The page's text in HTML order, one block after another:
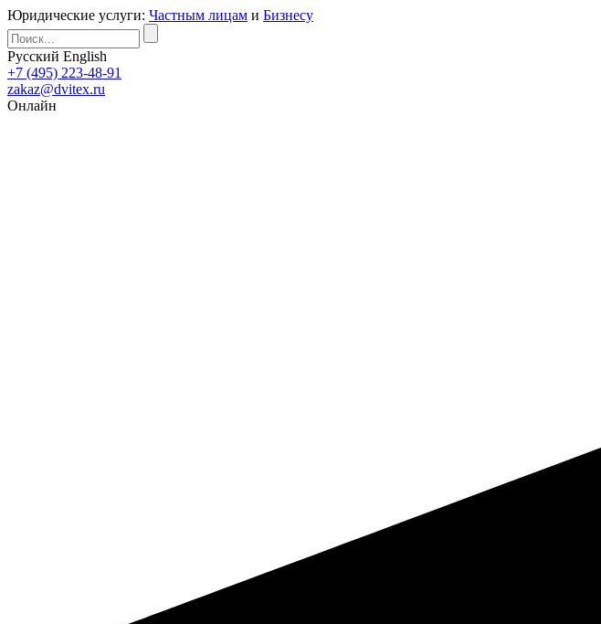
Юридические услуги: Частным лицам и Бизнесу
Русский English
+7 (495) 223-48-91
zakaz@dvitex.ru
Онлайн